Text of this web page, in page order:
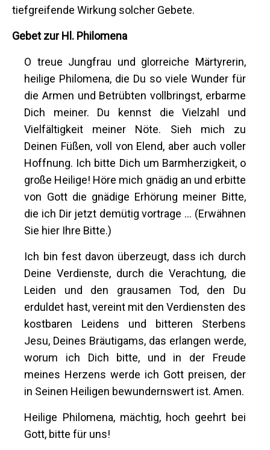
tiefgreifende Wirkung solcher Gebete.
Gebet zur Hl. Philomena
O treue Jungfrau und glorreiche Märtyrerin,
heilige Philomena, die Du so viele Wunder für
die Armen und Betrübten vollbringst, erbarme
Dich meiner. Du kennst die Vielzahl und
Vielfältigkeit meiner Nöte. Sieh mich zu
Deinen Füßen, voll von Elend, aber auch voller
Hoffnung. Ich bitte Dich um Barmherzigkeit, o
große Heilige! Höre mich gnädig an und erbitte
von Gott die gnädige Erhörung meiner Bitte,
die ich Dir jetzt demütig vortrage … (Erwähnen
Sie hier Ihre Bitte.)
Ich bin fest davon überzeugt, dass ich durch
Deine Verdienste, durch die Verachtung, die
Leiden und den grausamen Tod, den Du
erduldet hast, vereint mit den Verdiensten des
kostbaren Leidens und bitteren Sterbens
Jesu, Deines Bräutigams, das erlangen werde,
worum ich Dich bitte, und in der Freude
meines Herzens werde ich Gott preisen, der
in Seinen Heiligen bewundernswert ist. Amen.
Heilige Philomena, mächtig, hoch geehrt bei
Gott, bitte für uns!